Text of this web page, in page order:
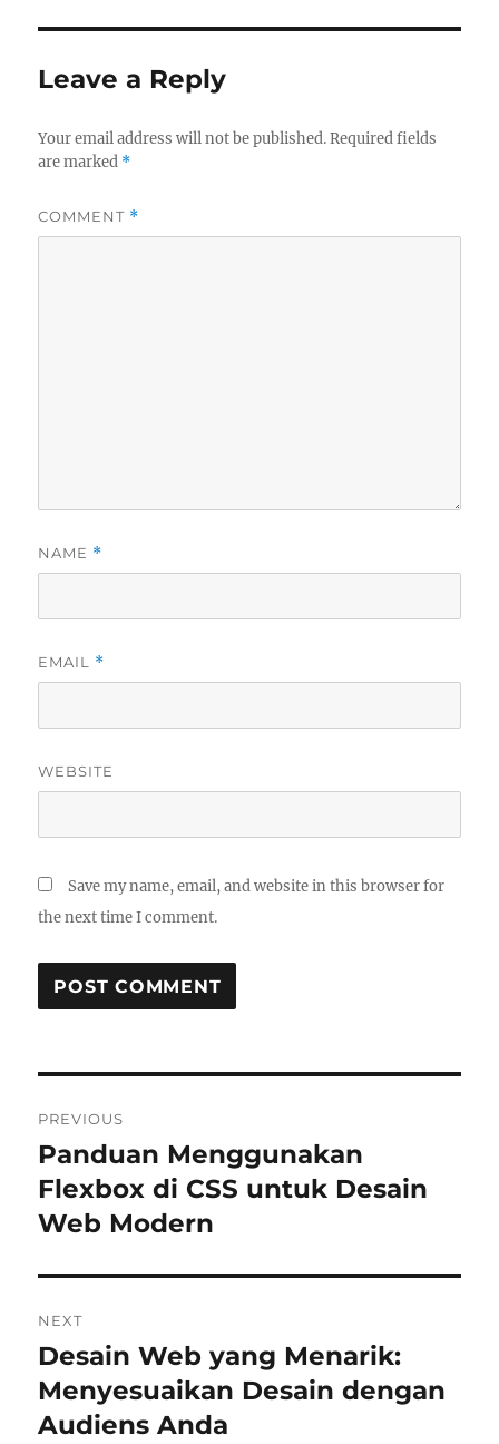
Leave a Reply
Your email address will not be published. Required fields
are marked *
COMMENT *
NAME *
EMAIL *
WEBSITE
Save my name, email, and website in this browser for
the next time I comment.
navigation
PREVIOUS
Previous
post:
Panduan Menggunakan
Flexbox di CSS untuk Desain
Web Modern
NEXT
Next
post:
Desain Web yang Menarik:
Menyesuaikan Desain dengan
Audiens Anda